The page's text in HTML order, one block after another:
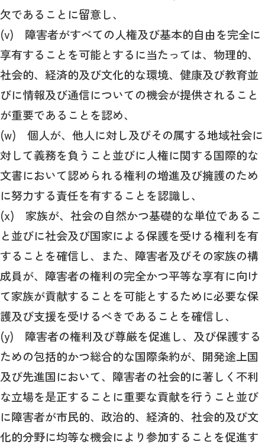
欠であることに留意し、
(v) 障害者がすべての人権及び基本的自由を完全に
享有することを可能とするに当たっては、物理的、
社会的、経済的及び文化的な環境、健康及び教育並
びに情報及び通信についての機会が提供されること
が重要であることを認め、
(w) 個人が、他人に対し及びその属する地域社会に
対して義務を負うこと並びに人権に関する国際的な
文書において認められる権利の増進及び擁護のため
に努力する責任を有することを認識し、
(x) 家族が、社会の自然かつ基礎的な単位であるこ
と並びに社会及び国家による保護を受ける権利を有
することを確信し、また、障害者及びその家族の構
成員が、障害者の権利の完全かつ平等な享有に向け
て家族が貢献することを可能とするために必要な保
護及び支援を受けるべきであることを確信し、
(y) 障害者の権利及び尊厳を促進し、及び保護する
ための包括的かつ総合的な国際条約が、開発途上国
及び先進国において、障害者の社会的に著しく不利
な立場を是正することに重要な貢献を行うこと並び
に障害者が市民的、政治的、経済的、社会的及び文
化的分野に均等な機会により参加することを促進す